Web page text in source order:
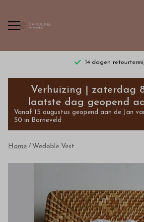
14 dagen
Wedoble
Vest
Bestel
kinderkleding
hoge
Verhuizing | zaterdag
laatste dag geopend
Vanaf 15 augustus geopend aan de Jan
50 in Barneveld
Home Wedoble Vest